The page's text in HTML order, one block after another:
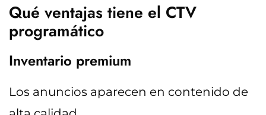
Qué ventajas tiene el CTV
programático
Inventario premium
Los anuncios aparecen en contenido de